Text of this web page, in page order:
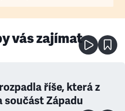
vás zajímat
říše, která z
součást Západu